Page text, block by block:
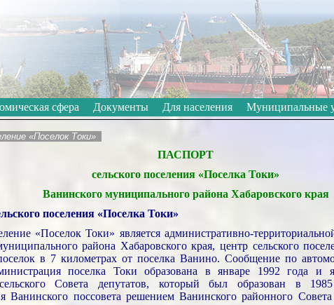
Размер шрифта: A A
сфера Документы Для населения Муниципальные
«Поселок Токи»
ПАСПОРТ
сельского поселения «Поселка Токи»
Ванинского муниципального района Хабаровского края
поселения «Поселка Токи»
«Поселок Токи» является административно-
района Хабаровского края, центр сельского
в 7 километрах от поселка Ванино. Сообщение по
поселка Токи образована в январе 1992 года и
Совета депутатов, который был образован в
Ванинского поссовета решением Ванинского районного